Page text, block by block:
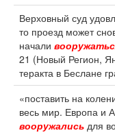
Верховный суд
то проезд может
начали
21 (Новый Регион,
теракта в Беслане
«поставить на
весь мир. Европа и
вооружались для